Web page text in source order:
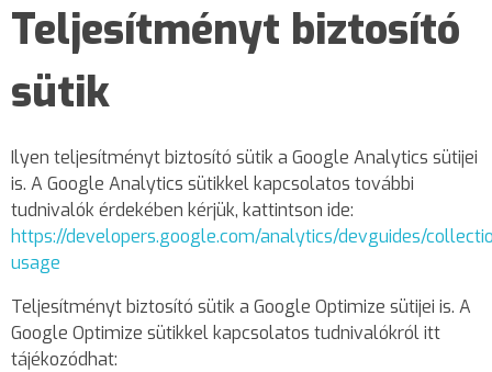
Teljesítményt biztosító
sütik
Ilyen teljesítményt biztosító sütik a Google Analytics sütijei
is. A Google Analytics sütikkel kapcsolatos további
tudnivalók érdekében kérjük, kattintson ide:
https://developers.google.com/analytics/devguides/
usage
Teljesítményt biztosító sütik a Google Optimize sütijei is. A
Google Optimize sütikkel kapcsolatos tudnivalókról itt
tájékozódhat: